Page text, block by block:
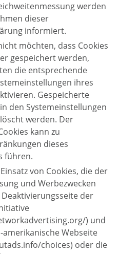
werden
dieser
informiert.
möchten, dass Cookies
gespeichert werden,
die entsprechende
ihres
Gespeicherte
den Systemeinstellungen
werden. Der
kann zu
dieses
führen.
von Cookies, die der
und Werbezwecken
der
) und
amerikanische Webseite
choices) oder die